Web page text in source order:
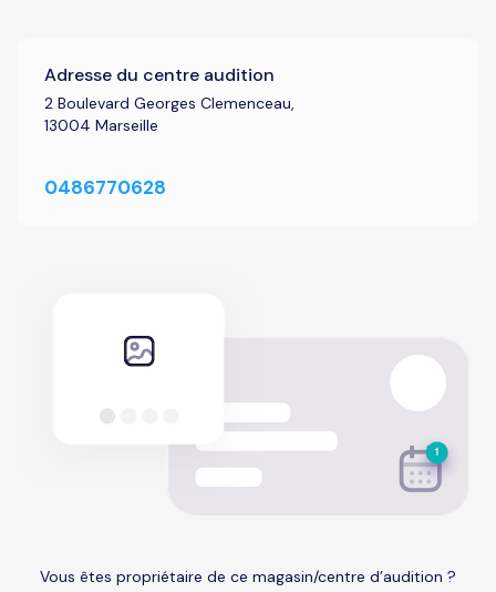
Adresse du centre audition
2 Boulevard Georges Clemenceau,
13004 Marseille
0486770628
Vous êtes propriétaire de ce magasin/centre d’audition ?